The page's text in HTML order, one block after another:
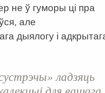
не ў гуморы ці пра
але
дыялогу і
ладзяць